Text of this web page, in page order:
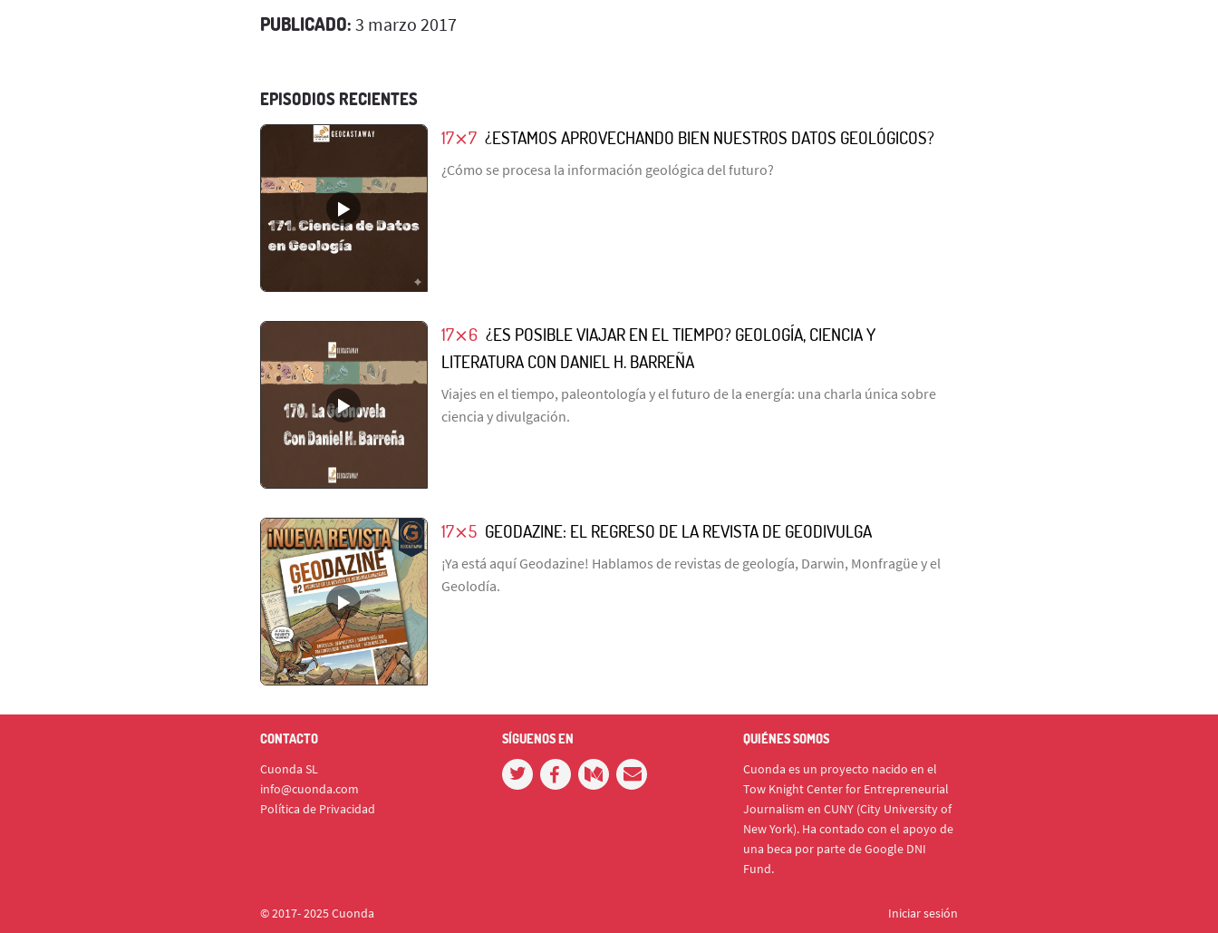
PUBLICADO: 3 marzo 2017
EPISODIOS RECIENTES
17⨯7 ¿ESTAMOS APROVECHANDO BIEN NUESTROS DATOS GEOLÓGICOS?
¿Cómo se procesa la información geológica del futuro?
17⨯6 ¿ES POSIBLE VIAJAR EN EL TIEMPO? GEOLOGÍA, CIENCIA Y
LITERATURA CON DANIEL H. BARREÑA
Viajes en el tiempo, paleontología y el futuro de la energía: una charla única sobre
ciencia y divulgación.
17⨯5 GEODAZINE: EL REGRESO DE LA REVISTA DE GEODIVULGA
¡Ya está aquí Geodazine! Hablamos de revistas de geología, Darwin, Monfragüe y el
Geolodía.
CONTACTO
Cuonda SL
info@cuonda.com
Política de Privacidad
SÍGUENOS EN QUIÉNES SOMOS
Cuonda es un proyecto nacido en el
Tow Knight Center for Entrepreneurial
Journalism en CUNY (City University of
New York). Ha contado con el apoyo de
una beca por parte de Google DNI
Fund.
© 2017- 2025 Cuonda Iniciar sesión